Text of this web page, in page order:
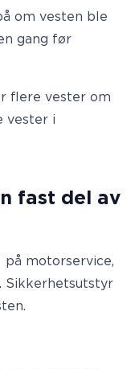
om vesten ble
gang før
flere vester om
vester i
fast del av
på motorservice,
Sikkerhetsutstyr